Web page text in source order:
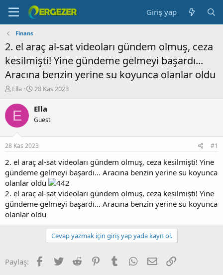
Giriş yap
Finans
2. el araç al-sat videoları gündem olmuş, ceza
kesilmişti! Yine gündeme gelmeyi başardı...
Aracına benzin yerine su koyunca olanlar oldu
K
n
b
u
u
b
a
ş
l
a
t
a
n
Ella
B
ş
a
g
ı
ç
t
a
r
i
h
i
28 Kas 2023
E Ella
Guest
28 Kas 2023 #1
2. el araç al-sat videoları gündem olmuş, ceza kesilmişti! Yine
gündeme gelmeyi başardı... Aracına benzin yerine su koyunca
olanlar oldu
2. el araç al-sat videoları gündem olmuş, ceza kesilmişti! Yine
gündeme gelmeyi başardı... Aracına benzin yerine su koyunca
olanlar oldu
Cevap yazmak için giriş yap yada kayıt ol.
Paylaş: Facebook
Twitter Reddit PinterestTumblr WhatsApp
E-posta